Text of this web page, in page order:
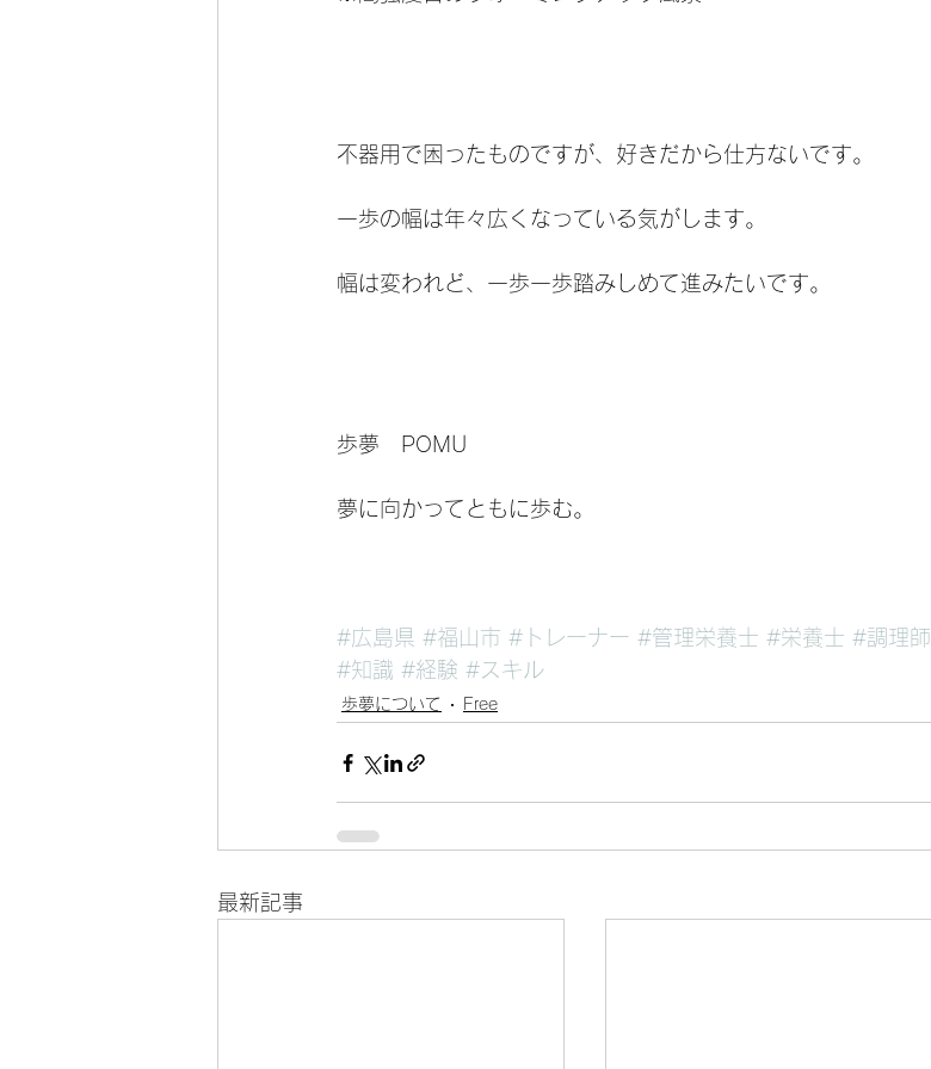
不器用で困ったものですが、好きだから仕方ないです。
一歩の幅は年々広くなっている気がします。
幅は変われど、一歩一歩踏みしめて進みたいです。
歩夢　POMU
夢に向かってともに歩む。
#広島県 #福山市 #トレーナー #管理栄養士 #栄養士 #調理師
#知識 #経験 #スキル
歩夢について Free
最新記事